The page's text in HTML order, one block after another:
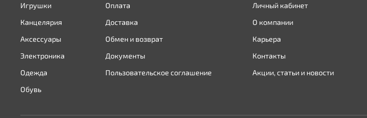
Игрушки
Канцелярия
Аксессуары
Электроника
Одежда
Обувь
Оплата
Доставка
Обмен и возврат
Документы
Пользовательское соглашение
Личный кабинет
О компании
Карьера
Контакты
Акции, статьи и новости